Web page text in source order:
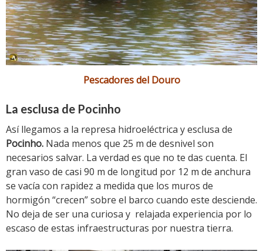
Pescadores del Douro
La esclusa de Pocinho
Así llegamos a la represa hidroeléctrica y esclusa de
Pocinho. Nada menos que 25 m de desnivel son
necesarios salvar. La verdad es que no te das cuenta. El
gran vaso de casi 90 m de longitud por 12 m de anchura
se vacía con rapidez a medida que los muros de
hormigón “crecen” sobre el barco cuando este desciende.
No deja de ser una curiosa y relajada experiencia por lo
escaso de estas infraestructuras por nuestra tierra.